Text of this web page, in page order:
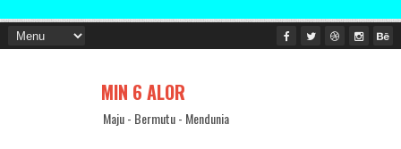
MIN 6 ALOR
Maju - Bermutu - Mendunia